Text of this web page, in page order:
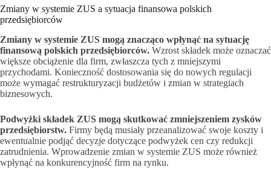
Zmiany w systemie ZUS a sytuacja finansowa polskich
przedsiębiorców
Zmiany w systemie ZUS mogą znacząco wpłynąć na sytuację
finansową polskich przedsiębiorców. Wzrost składek może oznaczać
większe obciążenie dla firm, zwłaszcza tych z mniejszymi
przychodami. Konieczność dostosowania się do nowych regulacji
może wymagać restrukturyzacji budżetów i zmian w strategiach
biznesowych.
Podwyżki składek ZUS mogą skutkować zmniejszeniem zysków
przedsiębiorstw. Firmy będą musiały przeanalizować swoje koszty i
ewentualnie podjąć decyzje dotyczące podwyżek cen czy redukcji
zatrudnienia. Wprowadzenie zmian w systemie ZUS może również
wpłynąć na konkurencyjność firm na rynku.